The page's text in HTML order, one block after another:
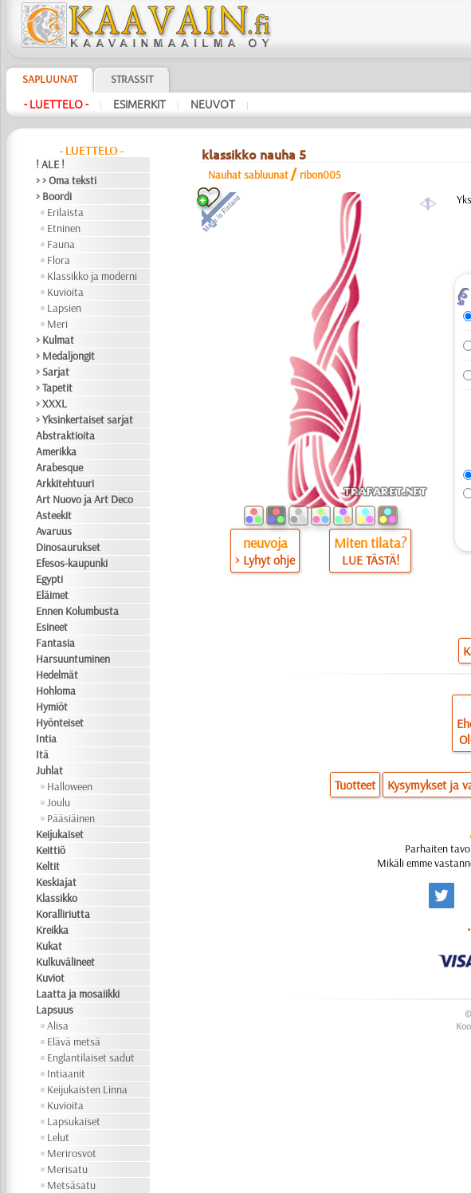
SAPLUUNAT STRASSIT
- LUETTELO - | ESIMERKIT | NEUVOT |
- LUETTELO -
! ALE !
> > Oma teksti
> Boordi
Erilaista
Etninen
Fauna
Flora
Klassikko ja moderni
Kuvioita
Lapsien
Meri
> Kulmat
> Medaljongit
> Sarjat
> Tapetit
> XXXL
> Yksinkertaiset sarjat
Abstraktioita
Amerikka
Arabesque
Arkkitehtuuri
Art Nuovo ja Art Deco
Asteekit
Avaruus
Dinosaurukset
Efesos-kaupunki
Egypti
Eläimet
Ennen Kolumbusta
Esineet
Fantasia
Harsuuntuminen
Hedelmät
Hohloma
Hymiöt
Hyönteiset
Intia
Itä
Juhlat
Halloween
Joulu
Pääsiäinen
Keijukaiset
Keittiö
Keltit
Keskiajat
Klassikko
Koralliriutta
Kreikka
Kukat
Kulkuvälineet
Kuviot
Laatta ja mosaiikki
Lapsuus
Alisa
Elävä metsä
Englantilaiset sadut
Intiaanit
Keijukaisten Linna
Kuvioita
Lapsukaiset
Lelut
Merirosvot
Merisatu
Metsäsatu
klassikko nauha 5
Nauhat sabluunat / ribon005
a
neuvoja
> Lyhyt ohje
Miten tilata?
LUE TÄSTÄ!
Tuotteet Kysymykset ja
Parhaiten
Mikäli emme